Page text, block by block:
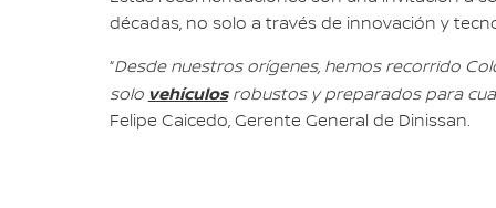
décadas, no solo a través de innovación y
“Desde nuestros orígenes, hemos recorrido
solo vehículos robustos y preparados para
Felipe Caicedo, Gerente General de Dinissan.